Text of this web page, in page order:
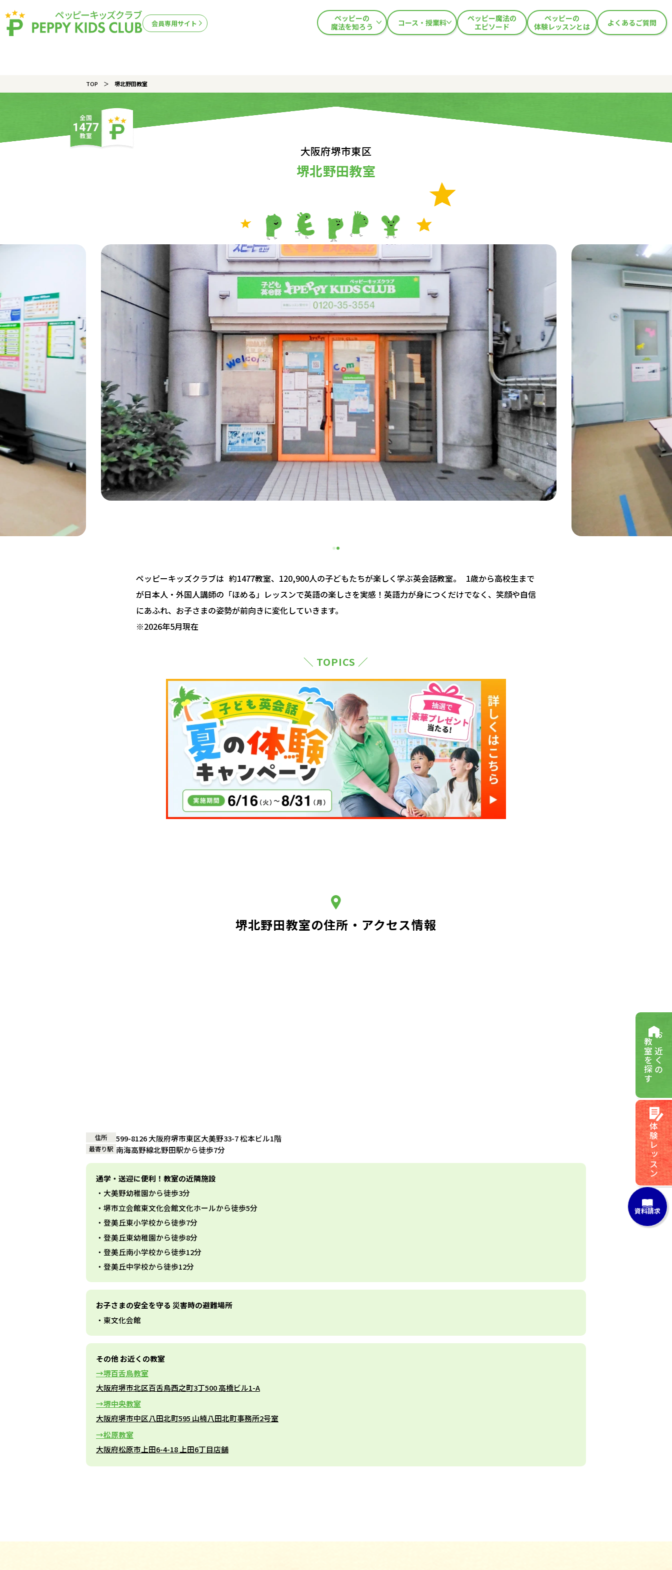
会員専用サイト
ペッピーの
魔法を知ろう
コース・授業料
ペッピー魔法の
エピソード
ペッピーの
体験レッスンとは
よくあるご質問
TOP 堺北野田教室
大阪府堺市東区
堺北野田教室
ペッピーキッズクラブは 約1477教室、120,900人の子どもたちが楽しく学ぶ英会話教室。 1歳から高校生まで
が日本人・外国人講師の「ほめる」レッスンで英語の楽しさを実感！英語力が身につくだけでなく、笑顔や自信
にあふれ、お子さまの姿勢が前向きに変化していきます。
※2026年5月現在
＼ TOPICS ／
堺北野田教室の住所・アクセス情報
住所 599-8126 大阪府堺市東区大美野33-7 松本ビル1階
最寄り駅 南海高野線北野田駅から徒歩7分
通学・送迎に便利！教室の近隣施設
大美野幼稚園から徒歩3分
堺市立会館東文化会館文化ホールから徒歩5分
登美丘東小学校から徒歩7分
登美丘東幼稚園から徒歩8分
登美丘南小学校から徒歩12分
登美丘中学校から徒歩12分
お子さまの安全を守る 災害時の避難場所
東文化会館
その他 お近くの教室
堺百舌鳥教室
大阪府堺市北区百舌鳥西之町3丁500 高橋ビル1-A
堺中央教室
大阪府堺市中区八田北町595 山楠八田北町事務所2号室
松原教室
大阪府松原市上田6-4-18 上田6丁目店舗
お近くの
教室を探す
体験レッスン
資料請求